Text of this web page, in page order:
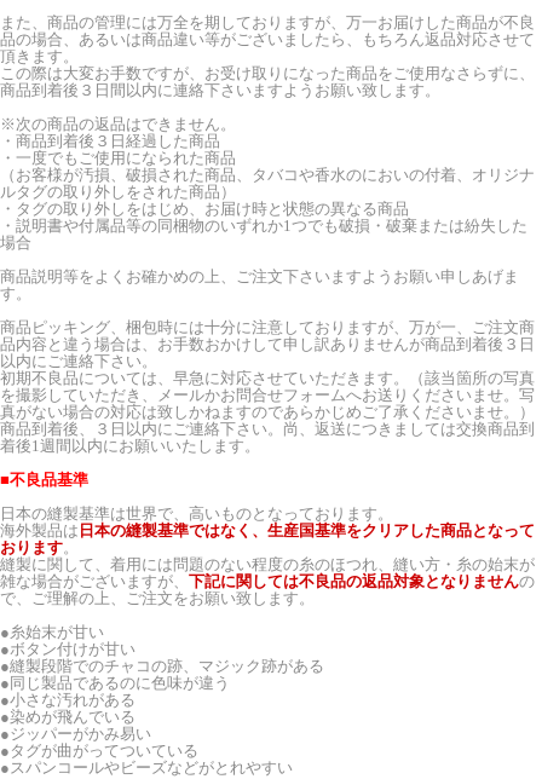
また、商品の管理には万全を期しておりますが、万一お届けした商品が不良
品の場合、あるいは商品違い等がございましたら、もちろん返品対応させて
頂きます。
この際は大変お手数ですが、お受け取りになった商品をご使用なさらずに、
商品到着後３日間以内に連絡下さいますようお願い致します。
※次の商品の返品はできません。
・商品到着後３日経過した商品
・一度でもご使用になられた商品
（お客様が汚損、破損された商品、タバコや香水のにおいの付着、オリジナ
ルタグの取り外しをされた商品）
・タグの取り外しをはじめ、お届け時と状態の異なる商品
・説明書や付属品等の同梱物のいずれか1つでも破損・破棄または紛失した
場合
商品説明等をよくお確かめの上、ご注文下さいますようお願い申しあげま
す。
商品ピッキング、梱包時には十分に注意しておりますが、万が一、ご注文商
品内容と違う場合は、お手数おかけして申し訳ありませんが商品到着後３日
以内にご連絡下さい。
初期不良品については、早急に対応させていただきます。（該当箇所の写真
を撮影していただき、メールかお問合せフォームへお送りくださいませ。写
真がない場合の対応は致しかねますのであらかじめご了承くださいませ。）
商品到着後、３日以内にご連絡下さい。尚、返送につきましては交換商品到
着後1週間以内にお願いいたします。
■不良品基準
日本の縫製基準は世界で、高いものとなっております。
海外製品は 日本の縫製基準ではなく、生産国基準をクリアした商品となって
おります。
縫製に関して、着用には問題のない程度の糸のほつれ、縫い方・糸の始末が
雑な場合がございますが、 下記に関しては不良品の返品対象となりませんの
で、ご理解の上、ご注文をお願い致します。
●糸始末が甘い
●ボタン付けが甘い
●縫製段階でのチャコの跡、マジック跡がある
●同じ製品であるのに色味が違う
●小さな汚れがある
●染めが飛んでいる
●ジッパーがかみ易い
●タグが曲がってついている
●スパンコールやビーズなどがとれやすい